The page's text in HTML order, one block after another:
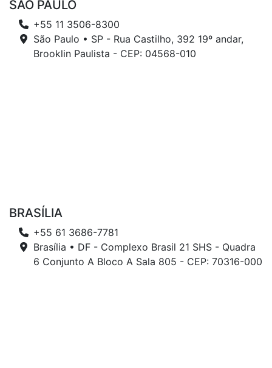
SÃO PAULO
+55 11 3506-8300
São Paulo • SP - Rua Castilho, 392 19º andar,
Brooklin Paulista - CEP: 04568-010
BRASÍLIA
+55 61 3686-7781
Brasília • DF - Complexo Brasil 21 SHS - Quadra
6 Conjunto A Bloco A Sala 805 - CEP: 70316-000